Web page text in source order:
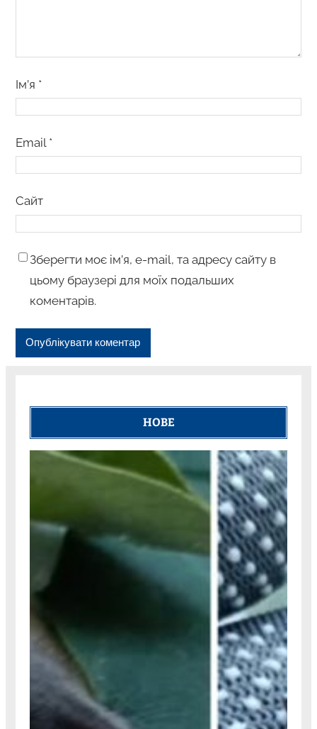
Ім’я *
Email *
Сайт
Зберегти моє ім’я, e-mail, та адресу сайту в
цьому браузері для моїх подальших
коментарів.
НОВЕ